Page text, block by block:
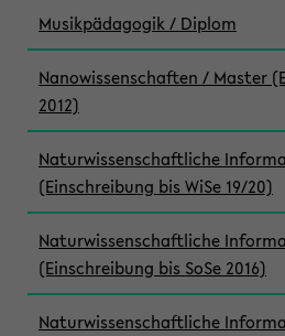
Musikpädagogik / Diplom
Nanowissenschaften / Master
2012)
Naturwissenschaftliche
(Einschreibung bis WiSe 19/20)
Naturwissenschaftliche
(Einschreibung bis SoSe 2016)
Naturwissenschaftliche